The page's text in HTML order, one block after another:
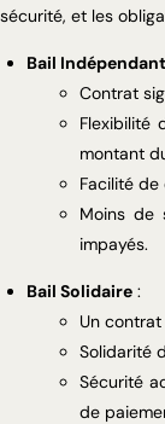
sécurité, et les
Bail Indépendant
Contrat
Flexibilité
montant
Facilité
Moins de
impayés.
Bail Solidaire :
Un
Solidarité
Sécurité
de